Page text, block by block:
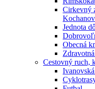
Cirkevný
Jednota
Obecná
Cestovný ruch,